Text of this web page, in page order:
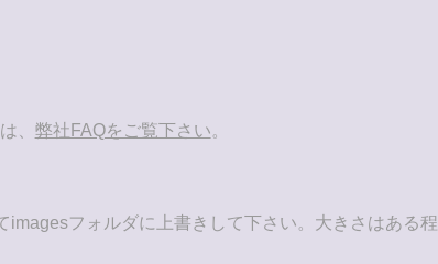
、 弊社FAQをご覧下さい。
imagesフォルダに上書きして下さい。大きさはある